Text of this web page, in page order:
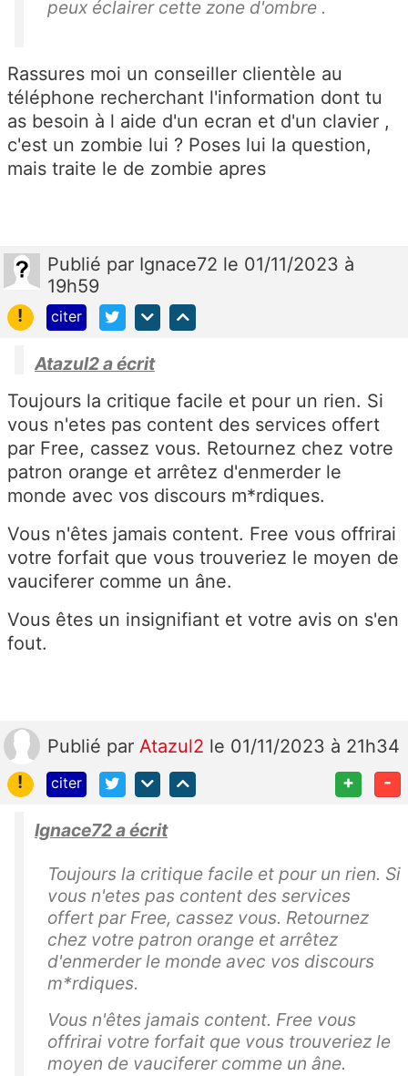
peux éclairer cette zone d'ombre .
Rassures moi un conseiller clientèle au
téléphone recherchant l'information dont tu
as besoin à l aide d'un ecran et d'un clavier ,
c'est un zombie lui ? Poses lui la question,
mais traite le de zombie apres
Publié par Ignace72 le 01/11/2023 à
19h59
!
citer
Atazul2 a écrit
Toujours la critique facile et pour un rien. Si
vous n'etes pas content des services offert
par Free, cassez vous. Retournez chez votre
patron orange et arrêtez d'enmerder le
monde avec vos discours m*rdiques.
Vous n'êtes jamais content. Free vous offrirai
votre forfait que vous trouveriez le moyen de
vauciferer comme un âne.
Vous êtes un insignifiant et votre avis on s'en
fout.
Publié par Atazul2 le 01/11/2023 à 21h34
!
citer + -
Ignace72 a écrit
Toujours la critique facile et pour un rien. Si
vous n'etes pas content des services
offert par Free, cassez vous. Retournez
chez votre patron orange et arrêtez
d'enmerder le monde avec vos discours
m*rdiques.
Vous n'êtes jamais content. Free vous
offrirai votre forfait que vous trouveriez le
moyen de vauciferer comme un âne.